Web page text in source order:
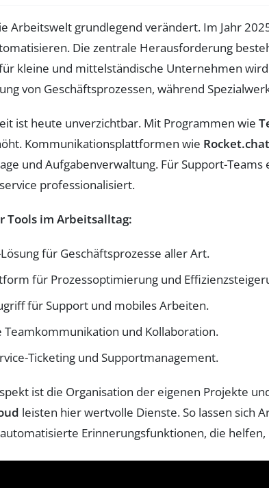
Arbeitswelt grundlegend verändert. Im Jahr
Die zentrale Herausforderung
kleine und mittelständische Unternehmen
von Geschäftsprozessen, während
ist heute unverzichtbar. Mit Programmen wie
Kommunikationsplattformen wie Rocket.chat
und Aufgabenverwaltung. Für Support-Teams
professionalisiert.
Tools im Arbeitsalltag:
für Geschäftsprozesse aller Art.
für Prozessoptimierung und
für Support und mobiles Arbeiten.
Teamkommunikation und Kollaboration.
Ticketing und Supportmanagement.
ist die Organisation der eigenen Projekte
leisten hier wertvolle Dienste. So lassen sich
Erinnerungsfunktionen, die